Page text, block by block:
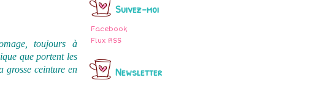
Suivez-moi
Facebook
Flux RSS
Newsletter
toujours à
que portent les
grosse ceinture en